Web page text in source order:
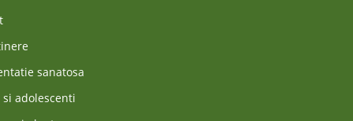
sanatosa
si adolescenti